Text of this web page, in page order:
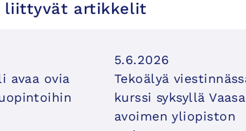
liittyvät artikkelit
avaa ovia
5.6.2026
Tekoälyä
kurssi syksyllä
avoimen yliopiston